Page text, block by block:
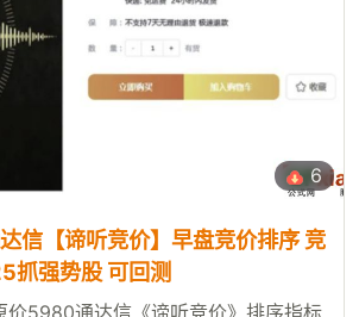
6
信【谛听竞价】早盘竞价排序 竞
抓强势股 可回测
价5980通达信《谛听竞价》排序指标